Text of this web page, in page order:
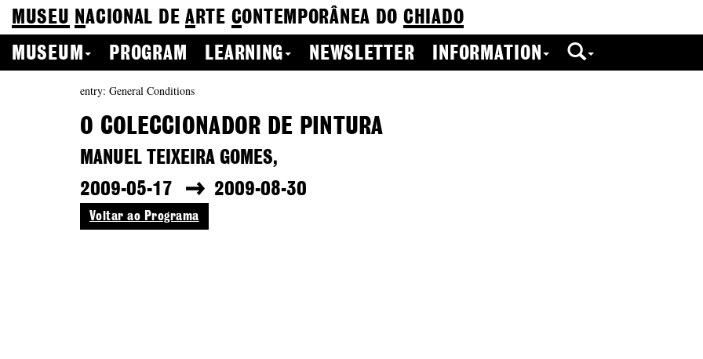
MUSEU NACIONAL DEA RTE CONTEMPORÂNEA DO CHIADO
MUSEUM
PROGRAM LEARNING NEWSLETTER INFORMATION
entry: General Conditions
O COLECCIONADOR DE PINTURA
MANUEL TEIXEIRA GOMES,
2009-05-17
2009-08-30
Voltar ao Programa